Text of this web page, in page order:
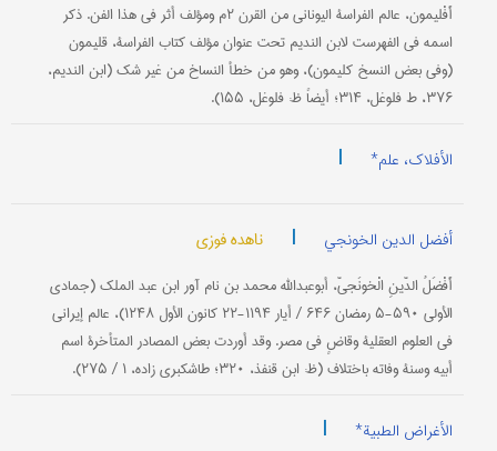
أَفْليمون، عالم الفراسة اليوناني من القرن ۲م ومؤلف أثر في هذا الفن. ذكر
اسمه في الفهرست لابن النديم تحت عنوان مؤلف كتاب الفراسة، قليمون
(وفي بعض النسخ كليمون)، وهو من خطأ النساخ من غير شك (ابن النديم،
۳۷۶، ط فلوغل، ۳۱۴؛ أيضاً ظ: فلوغل، ۱۵۵).
الأفلاک، علم* |
أفضل الدین الخونجي | ناهده فوزی
أَفْضَلُ الدّينِ الْخونَجيّ، أبوعبدالله محمد بن نام آور ابن عبد الملك (جمادى
الأولى ۵۹۰-۵ رمضان ۶۴۶ / أيار ۱۱۹۴-۲۲ كانون الأول ۱۲۴۸)، عالم إيراني
في العلوم العقلية وقاضٍ في مصر. وقد أوردت بعض المصادر المتأخرة اسم
أبيه وسنة وفاته باختلاف (ظ: ابن‌ قنفذ، ۳۲۰؛ طاشكبري زاده، ۱ / ۲۷۵).
الأغراض الطبیة* |